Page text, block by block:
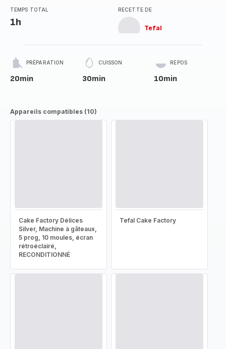
TEMPS TOTAL
1h
RECETTE DE
Tefal
PRÉPARATION
20min
CUISSON
30min
REPOS
10min
Appareils compatibles (10)
Cake Factory Délices
Silver, Machine à gâteaux,
5 prog, 10 moules, écran
rétroéclairé,
RECONDITIONNÉ
Tefal Cake Factory